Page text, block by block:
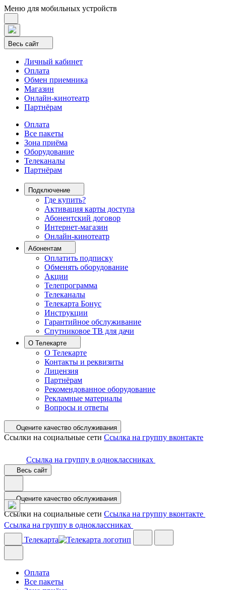
Меню для мобильных устройств
Весь сайт
Личный кабинет
Оплата
Обмен приемника
Магазин
Онлайн-кинотеатр
Партнёрам
Оплата
Все пакеты
Зона приёма
Оборудование
Телеканалы
Партнёрам
Подключение
Где купить?
Активация карты доступа
Абонентский договор
Интернет-магазин
Онлайн-кинотеатр
Абонентам
Оплатить подписку
Обменять оборудование
Акции
Телепрограмма
Телеканалы
Телекарта Бонус
Инструкции
Гарантийное обслуживание
Спутниковое ТВ для дачи
О Телекарте
О Телекарте
Контакты и реквизиты
Лицензия
Партнёрам
Рекомендованное оборудование
Рекламные материалы
Вопросы и ответы
Оцените качество обслуживания
Ссылки на социальные сети Ссылка на группу вконтакте
Ссылка на группу в одноклассниках
Весь сайт
Оцените качество обслуживания
Ссылки на социальные сети Ссылка на группу вконтакте
Ссылка на группу в одноклассниках
Телекарта
Оплата
Все пакеты